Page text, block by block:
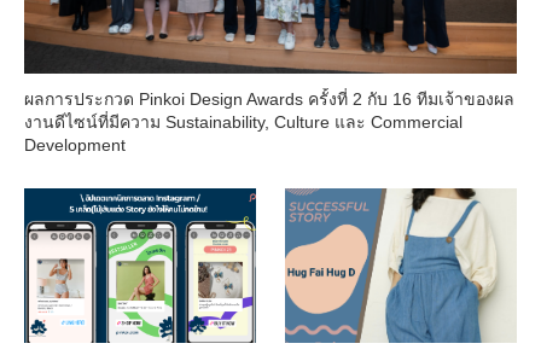
ผลการประกวด Pinkoi Design Awards ครั้งที่ 2 กับ 16 ทีมเจ้าของผล
งานดีไซน์ที่มีความ Sustainability, Culture และ Commercial
Development